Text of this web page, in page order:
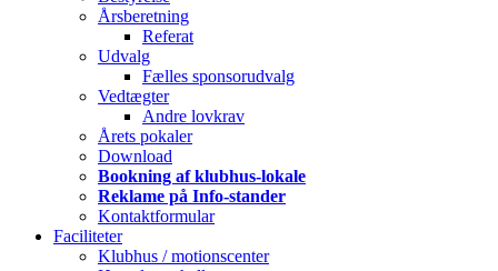
Årsberetning
Referat
Udvalg
Fælles sponsorudvalg
Vedtægter
Andre lovkrav
Årets pokaler
Download
Bookning af klubhus-lokale
Reklame på Info-stander
Kontaktformular
Faciliteter
Klubhus / motionscenter